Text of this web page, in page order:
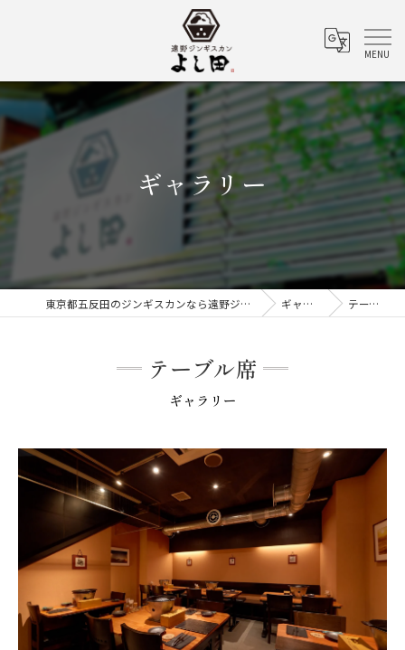
ギャラリー
東京都五反田のジンギスカンなら遠野ジンギスカン よし田 ギャラリー テーブル席
ギャラリー
テーブル席